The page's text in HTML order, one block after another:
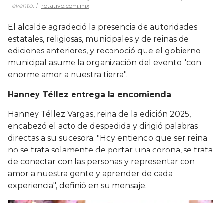
evento.
rotativo.com.mx
El alcalde agradeció la presencia de autoridades
estatales, religiosas, municipales y de reinas de
ediciones anteriores, y reconoció que el gobierno
municipal asume la organización del evento "con
enorme amor a nuestra tierra".
Hanney Téllez entrega la encomienda
Hanney Téllez Vargas, reina de la edición 2025,
encabezó el acto de despedida y dirigió palabras
directas a su sucesora. "Hoy entiendo que ser reina
no se trata solamente de portar una corona, se trata
de conectar con las personas y representar con
amor a nuestra gente y aprender de cada
experiencia", definió en su mensaje.